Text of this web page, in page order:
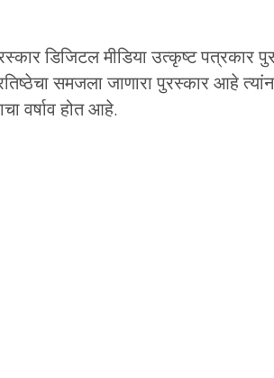
डिजिटल मीडिया उत्कृष्ट पत्रकार
समजला जाणारा पुरस्कार आहे
वर्षाव होत आहे.